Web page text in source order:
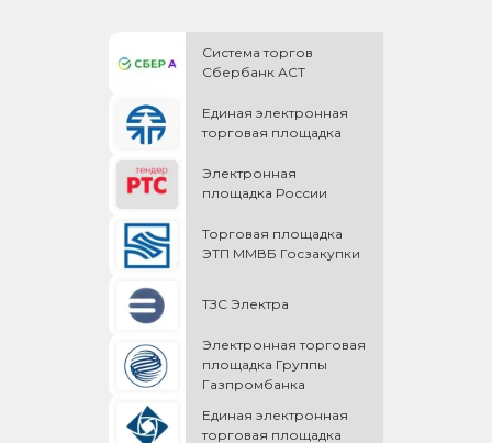
Система торгов
Сбербанк АСТ
Единая электронная
торговая площадка
Электронная
площадка России
Торговая площадка
ЭТП ММВБ Госзакупки
ТЗС Электра
Электронная торговая
площадка Группы
Газпромбанка
Единая электронная
торговая площадка